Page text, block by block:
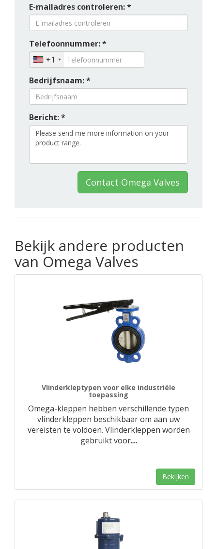
E-mailadres controleren: *
Telefoonnummer: *
+1
Bedrijfsnaam: *
Bericht: *
Contact Omega Valves
Bekijk andere producten
van Omega Valves
Vlinderkleptypen voor elke industriële
toepassing
Omega-kleppen hebben verschillende typen
vlinderkleppen beschikbaar om aan uw
vereisten te voldoen. Vlinderkleppen worden
gebruikt voor…
Bekijken